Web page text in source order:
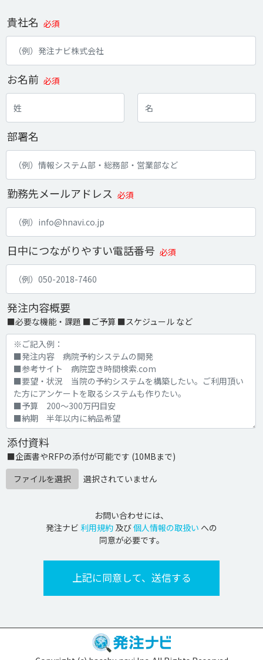
貴社名 必須
お名前 必須
部署名
勤務先メールアドレス 必須
日中につながりやすい電話番号 必須
発注内容概要
■必要な機能・課題 ■ご予算 ■スケジュール など
添付資料
■企画書やRFPの添付が可能です (10MBまで)
ファイルを選択
選択されていません
お問い合わせには、
発注ナビ 利用規約 及び個人情報の取扱い への
同意が必要です。